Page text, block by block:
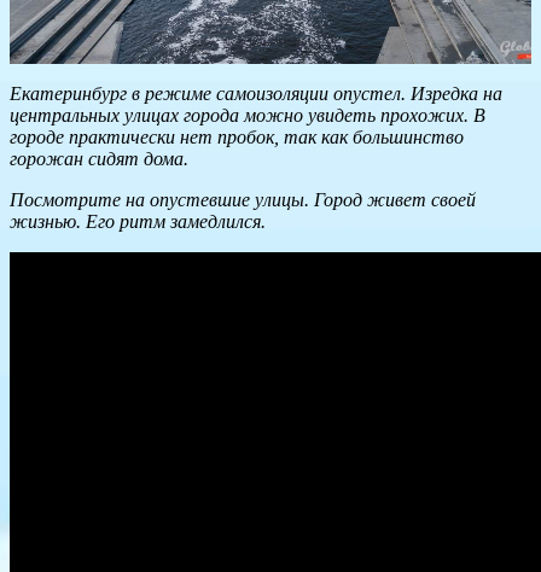
Екатеринбург в режиме самоизоляции опустел. Изредка на
центральных улицах города можно увидеть прохожих. В
городе практически нет пробок, так как большинство
горожан сидят дома.
Посмотрите на опустевшие улицы. Город живет своей
жизнью. Его ритм замедлился.